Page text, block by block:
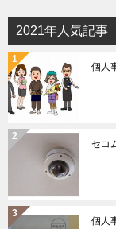
2021年人気記事
個人
セコ
個人